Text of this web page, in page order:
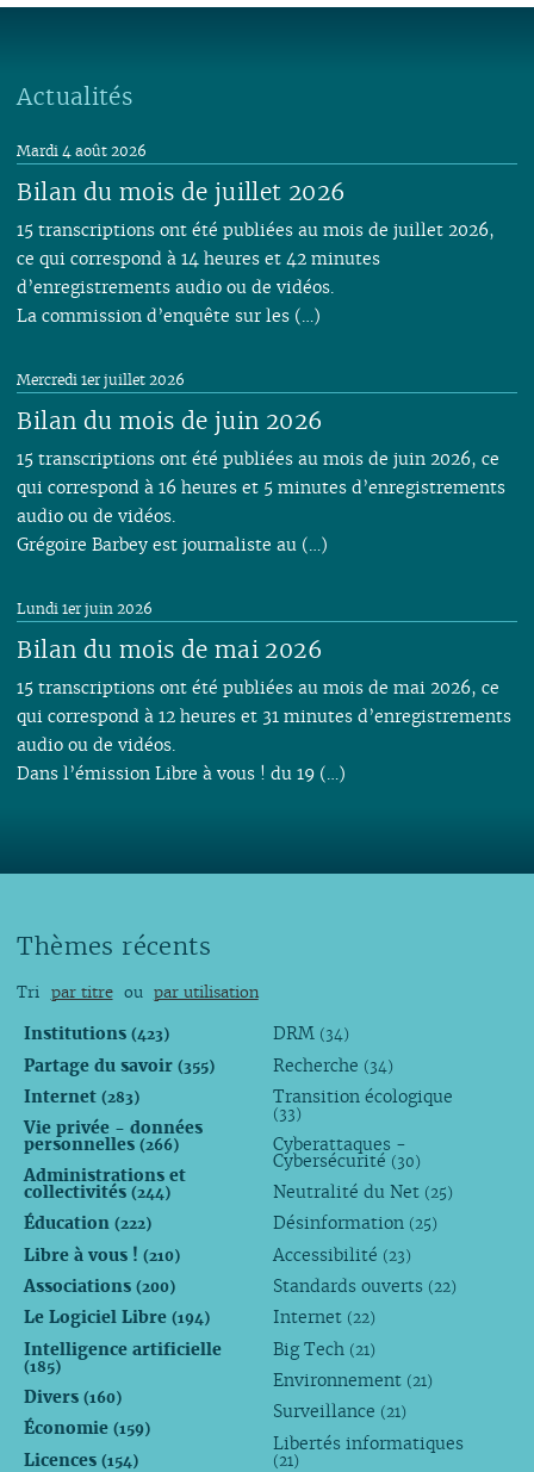
Actualités
Bilan du mois de juillet 2026
Mardi 4 août 2026
15 transcriptions ont été publiées au mois de juillet 2026,
ce qui correspond à 14 heures et 42 minutes
d’enregistrements audio ou de vidéos.
La commission d’enquête sur les (…)
Bilan du mois de juin 2026
Mercredi 1er juillet 2026
15 transcriptions ont été publiées au mois de juin 2026, ce
qui correspond à 16 heures et 5 minutes d’enregistrements
audio ou de vidéos.
Grégoire Barbey est journaliste au (…)
Bilan du mois de mai 2026
Lundi 1er juin 2026
15 transcriptions ont été publiées au mois de mai 2026, ce
qui correspond à 12 heures et 31 minutes d’enregistrements
audio ou de vidéos.
Dans l’émission Libre à vous ! du 19 (…)
Thèmes récents
Tri par titre ou par utilisation
Institutions (423)
Partage du savoir (355)
Internet (283)
Vie privée - données
personnelles (266)
Administrations et
collectivités (244)
Éducation (222)
Libre à vous ! (210)
Associations (200)
Le Logiciel Libre (194)
Intelligence artificielle
(185)
Divers (160)
Économie (159)
Licences (154)
DRM (34)
Recherche (34)
Transition écologique
(33)
Cyberattaques -
Cybersécurité (30)
Neutralité du Net (25)
Désinformation (25)
Accessibilité (23)
Standards ouverts (22)
Internet (22)
Big Tech (21)
Environnement (21)
Surveillance (21)
Libertés informatiques
(21)